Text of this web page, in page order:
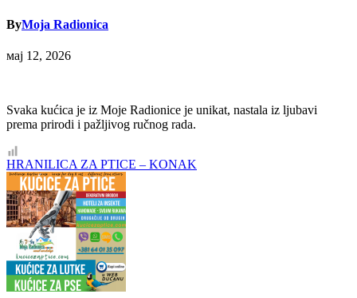
ByMoja Radionica
мај 12, 2026
Svaka kućica je iz Moje Radionice je unikat, nastala iz ljubavi
prema prirodi i pažljivog ručnog rada.
Кретање
чланка
HRANILICA ZA PTICE – KONAK